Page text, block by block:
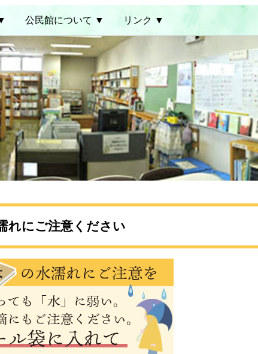
公民館について ▼ リンク ▼
れにご注意ください